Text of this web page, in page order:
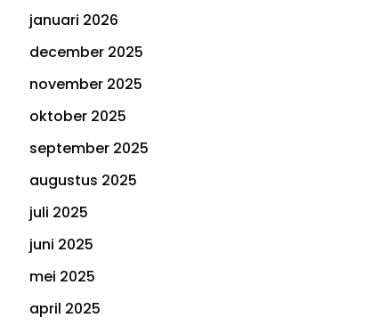
januari 2026
december 2025
november 2025
oktober 2025
september 2025
augustus 2025
juli 2025
juni 2025
mei 2025
april 2025